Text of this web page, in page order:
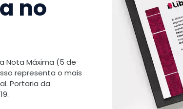
no
Nota Máxima (5 de
representa o mais
Portaria da